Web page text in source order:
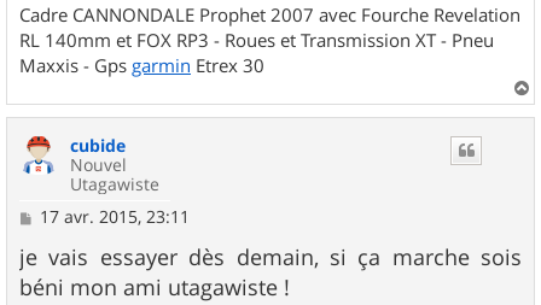
Cadre CANNONDALE Prophet 2007 avec Fourche Revelation
RL 140mm et FOX RP3 - Roues et Transmission XT - Pneu
Maxxis - Gps garmin Etrex 30
a
cubide
Nouvel
Utagawiste
M
s
s
a
17 avr. 2015, 23:11
je vais essayer dès demain, si ça marche sois
béni mon ami utagawiste !